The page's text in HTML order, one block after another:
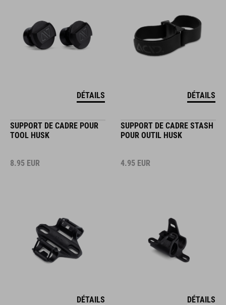
DÉTAILS DÉTAILS
SUPPORT DE CADRE POUR
TOOL HUSK
8.95 EUR
DÉTAILS
SUPPORT DE CADRE STASH
POUR OUTIL HUSK
4.95 EUR
DÉTAILS